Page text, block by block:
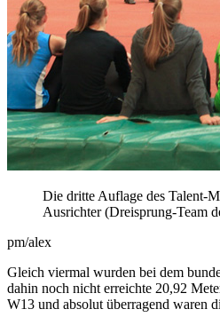
Die dritte Auflage des Talent-
Ausrichter (Dreisprung-Team
pm/alex
Gleich viermal wurden bei dem
dahin noch nicht erreichte 20,92
W13 und absolut überragend waren